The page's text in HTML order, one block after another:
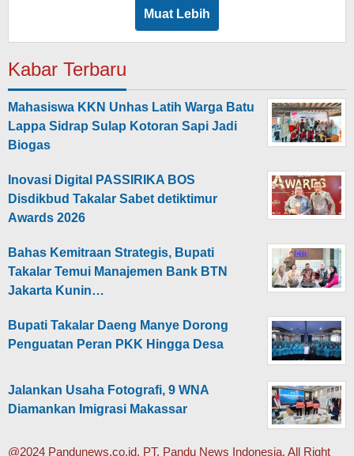
Muat Lebih
Kabar Terbaru
Mahasiswa KKN Unhas Latih Warga Batu
Lappa Sidrap Sulap Kotoran Sapi Jadi
Biogas
Inovasi Digital PASSIRIKA BOS
Disdikbud Takalar Sabet detiktimur
Awards 2026
Bahas Kemitraan Strategis, Bupati
Takalar Temui Manajemen Bank BTN
Jakarta Kunin…
Bupati Takalar Daeng Manye Dorong
Penguatan Peran PKK Hingga Desa
Jalankan Usaha Fotografi, 9 WNA
Diamankan Imigrasi Makassar
@2024 Pandunews.co.id, PT. Pandu News Indonesia. All Right